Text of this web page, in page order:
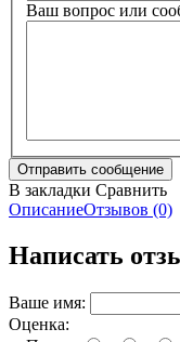
Ваш вопрос или
В закладки Сравнить
ОписаниеОтзывов (0)
Написать
Ваше имя:
Оценка: